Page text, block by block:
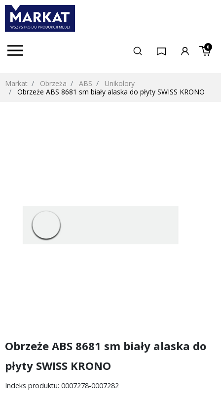
0
Markat Obrzeża ABS
Unikolory
Obrzeże ABS 8681 sm biały alaska do płyty SWISS KRONO
Obrzeże ABS 8681 sm biały alaska do
płyty SWISS KRONO
Indeks produktu: 0007278-0007282